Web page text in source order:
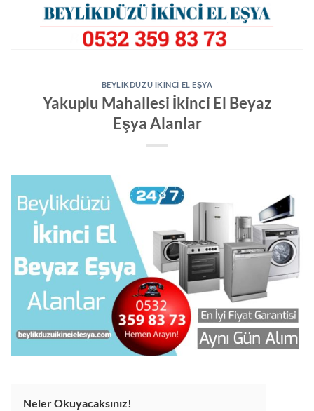
BEYLIKDÜZÜ İKINCI EL EŞYA
Yakuplu Mahallesi İkinci El Beyaz
Eşya Alanlar
Neler Okuyacaksınız!